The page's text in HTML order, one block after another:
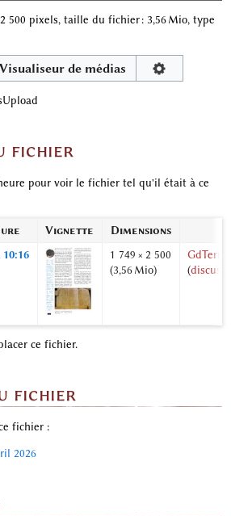
2 500 pixels, taille du fichier : 3,56 Mio, type
de médias
fichier
pour voir le fichier tel qu'il était à ce
Vignette Dimensions
1 749 × 2 500
(3,56 Mio)
(
ce fichier.
fichier
fichier :
2026